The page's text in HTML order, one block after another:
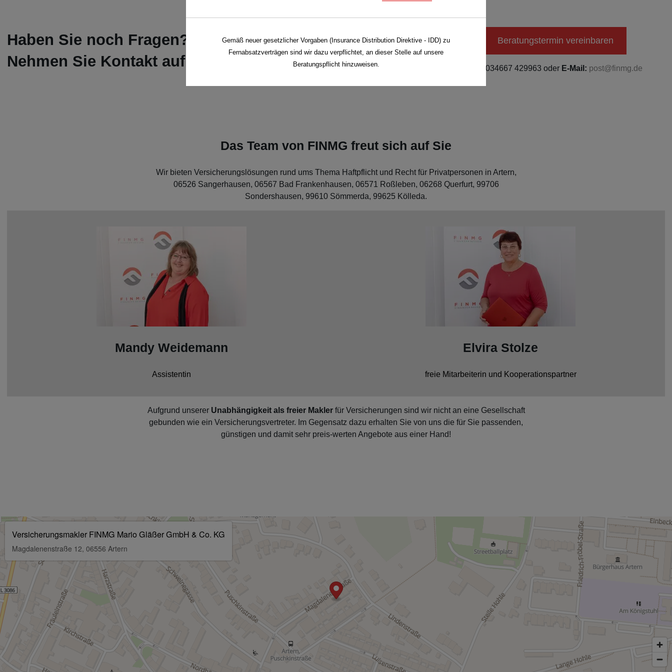
Haben Sie noch Fragen?
Nehmen Sie Kontakt auf wir freuen uns!
Beratungstermin vereinbaren
034667 429963 oder E-Mail: post@finmg.de
Das Team von FINMG freut sich auf Sie
Wir bieten Versicherungslösungen rund ums Thema Haftpflicht und Recht für Privatpersonen in Artern,
06526 Sangerhausen, 06567 Bad Frankenhausen, 06571 Roßleben, 06268 Querfurt, 99706
Sondershausen, 99610 Sömmerda, 99625 Kölleda.
Mandy Weidemann
Assistentin
Elvira Stolze
freie Mitarbeiterin und Kooperationspartner
Aufgrund unserer Unabhängigkeit als freier Maklerfür Versicherungen sind wir nicht an eine Gesellschaft
gebunden wie ein Versicherungsvertreter. Im Gegensatz dazu erhalten Sie von uns die für Sie passenden,
günstigen und damit sehr preis-werten Angebote aus einer Hand!
Gemäß neuer gesetzlicher Vorgaben (Insurance Distribution Direktive - IDD) zu
Fernabsatzverträgen sind wir dazu verpflichtet, an dieser Stelle auf unsere
Beratungspflicht hinzuweisen.